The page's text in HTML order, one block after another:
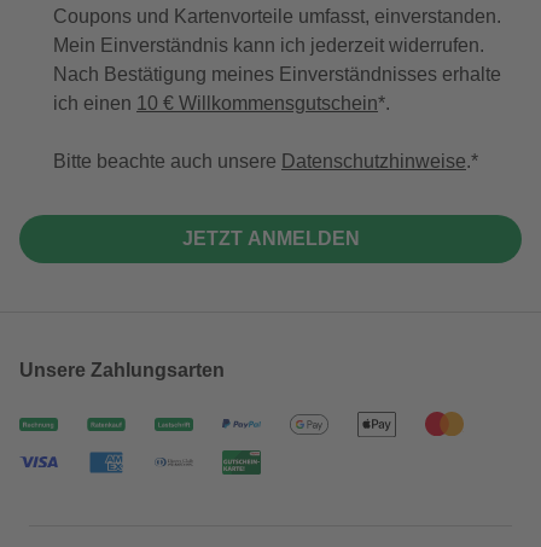
Coupons und Kartenvorteile umfasst, einverstanden.
Mein Einverständnis kann ich jederzeit widerrufen.
Nach Bestätigung meines Einverständnisses erhalte
ich einen 10 € Willkommensgutschein*.
Bitte beachte auch unsere Datenschutzhinweise.
JETZT ANMELDEN
Unsere Zahlungsarten